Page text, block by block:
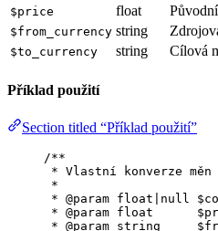
$price float
$from_currency string
$to_currency string Cílová
Příklad použití
Section titled “Příklad použití”
/**
* Vlastní konverze
*
* @param float null
* @param float
* @param string